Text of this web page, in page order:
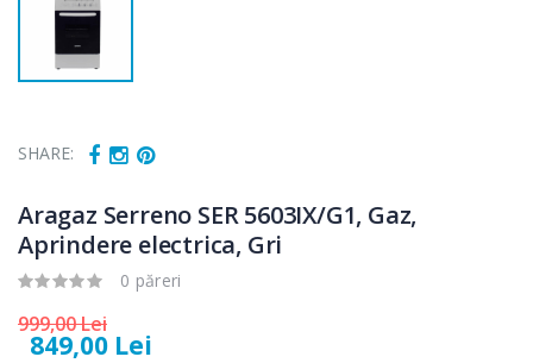
SHARE:
Aragaz Serreno SER 5603IX/G1, Gaz,
Aprindere electrica, Gri
0 păreri
999,00 Lei
849,00 Lei
Heinner ...
-33%
automat
Heinner ...